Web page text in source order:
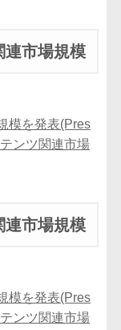
連市場規模
模を発表(Pres
ンツ関連市場
連市場規模
模を発表(Pres
ンツ関連市場